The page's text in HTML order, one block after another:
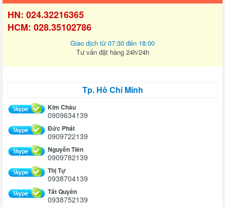
HN: 024.32216365
HCM: 028.35102786
Giao dịch từ 07:30 đến 18:00
Tư vấn đặt hàng 24h/24h
Tp. Hồ Chí Minh
Kim Châu
0909634139
Đức Phát
0909722139
Nguyễn Tiên
0909782139
Thị Tự
0938704139
Tất Quyền
0938752139